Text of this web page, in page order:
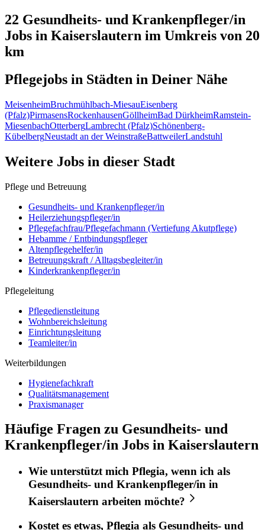
22 Gesundheits- und Krankenpfleger/in
Jobs in Kaiserslautern im Umkreis von 20
km
Pflegejobs in Städten in Deiner Nähe
MeisenheimBruchmühlbach-MiesauEisenberg
(Pfalz)PirmasensRockenhausenGöllheimBad DürkheimRamstein-
MiesenbachOtterbergLambrecht (Pfalz)Schönenberg-
KübelbergNeustadt an der WeinstraßeBattweilerLandstuhl
Weitere Jobs in dieser Stadt
Pflege und Betreuung
Gesundheits- und Krankenpfleger/in
Heilerziehungspfleger/in
Pflegefachfrau/Pflegefachmann (Vertiefung Akutpflege)
Hebamme / Entbindungspfleger
Altenpflegehelfer/in
Betreuungskraft / Alltagsbegleiter/in
Kinderkrankenpfleger/in
Pflegeleitung
Pflegedienstleitung
Wohnbereichsleitung
Einrichtungsleitung
Teamleiter/in
Weiterbildungen
Hygienefachkraft
Qualitätsmanagement
Praxismanager
Häufige Fragen zu Gesundheits- und
Krankenpfleger/in Jobs in Kaiserslautern
Wie unterstützt mich Pflegia, wenn ich als
Gesundheits- und Krankenpfleger/in in
Kaiserslautern arbeiten möchte?
Kostet es etwas, Pflegia als Gesundheits- und